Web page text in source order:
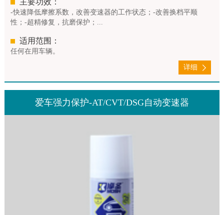
-快速降低摩擦系数，改善变速器的工作状态；-改善换档平顺
性；-超精修复，抗磨保护；...
适用范围：
任何在用车辆。
详细
爱车强力保护-AT/CVT/DSG自动变速器